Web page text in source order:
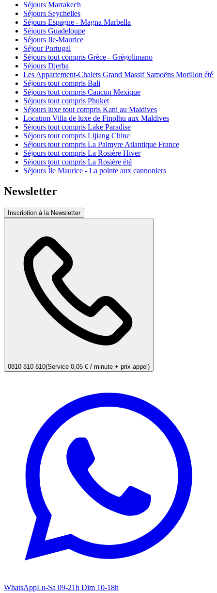
Séjours Marrakech
Séjours Seychelles
Séjours Espagne - Magna Marbella
Séjours Guadeloupe
Séjours Ile-Maurice
Séjour Portugal
Séjours tout compris Grèce - Grégolimano
Séjours Djerba
Les Appartement-Chalets Grand Massif Samoëns Morillon été
Séjours tout compris Bali
Séjours tout compris Cancun Mexique
Séjours tout compris Phuket
Séjours luxe tout compris Kani au Maldives
Location Villa de luxe de Finolhu aux Maldives
Séjours tout compris Lake Paradise
Séjours tout compris Lijiang Chine
Séjours tout compris La Palmyre Atlantique France
Séjours tout compris La Rosière Hiver
Séjours tout compris La Rosière été
Séjours Île Maurice - La pointe aux cannoniers
Newsletter
Inscription à la Newsletter
0810 810 810(Service 0,05 € / minute + prix appel)
WhatsAppLu-Sa 09-21h Dim 10-18h